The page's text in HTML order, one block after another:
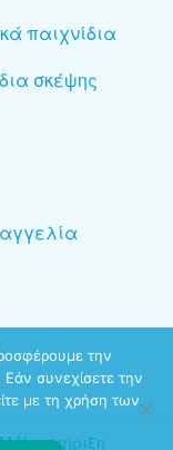
παιχνίδια
σκέψης
|Υποστήριξη
την
Εάν συνεχίσετε την
με τη χρήση των